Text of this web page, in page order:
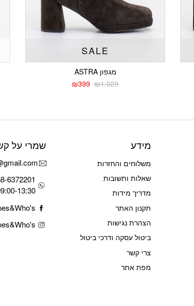
SALE
מגפון ASTRA
₪1,029 המחיר₪399
המחיר
מידע
משלוחים והחזרות
שאלות ותשובות
מדריך מידות
תקנון האתר
הצהרת נגישות
ביטול עסקה ודרכי ביטול
צרי קשר
מפת אתר
שמרי על
| 08-9158572
13:30